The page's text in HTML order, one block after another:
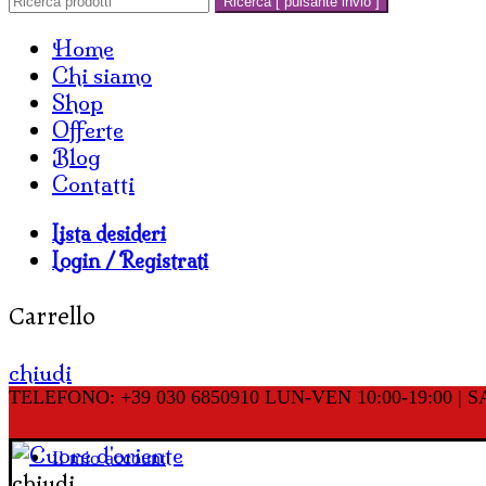
Home
Chi siamo
Shop
Offerte
Blog
Contatti
Lista desideri
Login / Registrati
Carrello
chiudi
TELEFONO: +39 030 6850910 LUN-VEN 10:00-19:00 |
Il mio account